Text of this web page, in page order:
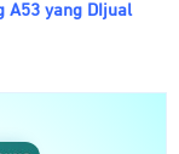
A53 yang DIjual